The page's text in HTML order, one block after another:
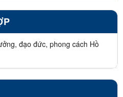
đạo đức, phong cách Hồ